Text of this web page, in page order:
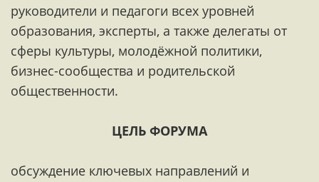
руководители и педагоги всех уровней
образования, эксперты, а также делегаты от
сферы культуры, молодёжной политики,
бизнес-сообщества и родительской
общественности.
ЦЕЛЬ ФОРУМА
обсуждение ключевых направлений и